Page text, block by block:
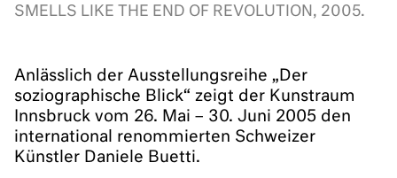
SMELLS LIKE THE END OF REVOLUTION, 2005.
Anlässlich der Ausstellungsreihe „Der
soziographische Blick“ zeigt der Kunstraum
Innsbruck vom 26. Mai – 30. Juni 2005 den
international renommierten Schweizer
Künstler Daniele Buetti.